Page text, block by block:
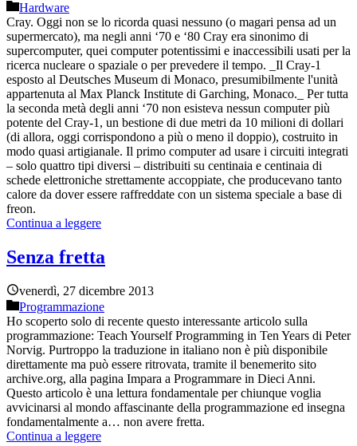
Hardware
Cray. Oggi non se lo ricorda quasi nessuno (o magari pensa ad un
supermercato), ma negli anni ‘70 e ‘80 Cray era sinonimo di
supercomputer, quei computer potentissimi e inaccessibili usati per la
ricerca nucleare o spaziale o per prevedere il tempo. _Il Cray-1
esposto al Deutsches Museum di Monaco, presumibilmente l'unità
appartenuta al Max Planck Institute di Garching, Monaco._ Per tutta
la seconda metà degli anni ‘70 non esisteva nessun computer più
potente del Cray-1, un bestione di due metri da 10 milioni di dollari
(di allora, oggi corrispondono a più o meno il doppio), costruito in
modo quasi artigianale. Il primo computer ad usare i circuiti integrati
– solo quattro tipi diversi – distribuiti su centinaia e centinaia di
schede elettroniche strettamente accoppiate, che producevano tanto
calore da dover essere raffreddate con un sistema speciale a base di
freon.
Continua a leggere
Senza fretta
venerdì, 27 dicembre 2013
Programmazione
Ho scoperto solo di recente questo interessante articolo sulla
programmazione: Teach Yourself Programming in Ten Years di Peter
Norvig. Purtroppo la traduzione in italiano non è più disponibile
direttamente ma può essere ritrovata, tramite il benemerito sito
archive.org, alla pagina Impara a Programmare in Dieci Anni.
Questo articolo è una lettura fondamentale per chiunque voglia
avvicinarsi al mondo affascinante della programmazione ed insegna
fondamentalmente a… non avere fretta.
Continua a leggere